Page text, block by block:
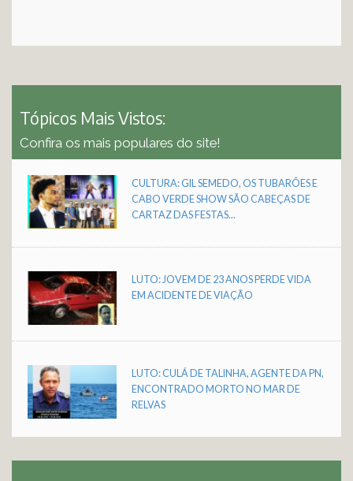
Tópicos Mais Vistos:
Confira os mais populares do site!
CULTURA: GIL SEMEDO, OS TUBARÕES E
CABO VERDE SHOW SÃO CABEÇAS DE
CARTAZ DAS FESTAS...
LUTO: JOVEM DE 23 ANOS PERDE VIDA
EM ACIDENTE DE VIAÇÃO
LUTO: CULÁ DE TALINHA, AGENTE DA PN,
ENCONTRADO MORTO NO MAR DE
RELVAS